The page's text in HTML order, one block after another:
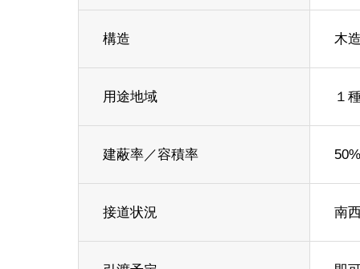
構造 木
用途地域 １
建蔽率／容積率
接道状況 南